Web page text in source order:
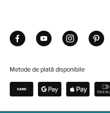
Metode de plată disponibile